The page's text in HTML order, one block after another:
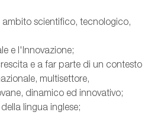
ambito scientifico, tecnologico,
e l'Innovazione;
e a far parte di un contesto
multisettore,
dinamico ed innovativo;
lingua inglese;